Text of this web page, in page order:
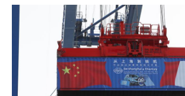
Page Page PagePage